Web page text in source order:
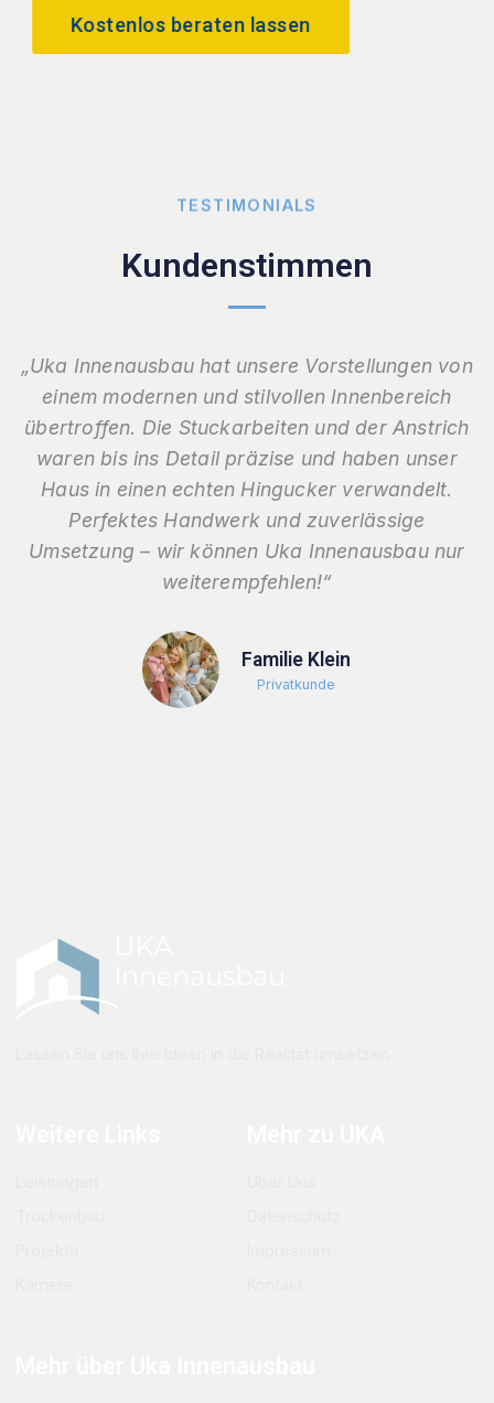
Kostenlos beraten lassen
TESTIMONIALS
Kundenstimmen
„Uka Innenausbau hat unsere Vorstellungen von
einem modernen und stilvollen Innenbereich
übertroffen. Die Stuckarbeiten und der Anstrich
waren bis ins Detail präzise und haben unser
Haus in einen echten Hingucker verwandelt.
Perfektes Handwerk und zuverlässige
Umsetzung – wir können Uka Innenausbau nur
weiterempfehlen!“
Familie Klein
Privatkunde